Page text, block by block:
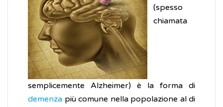
(spesso
chiamata
semplicemente Alzheimer) è la forma di
demenza più comune nella popolazione al di